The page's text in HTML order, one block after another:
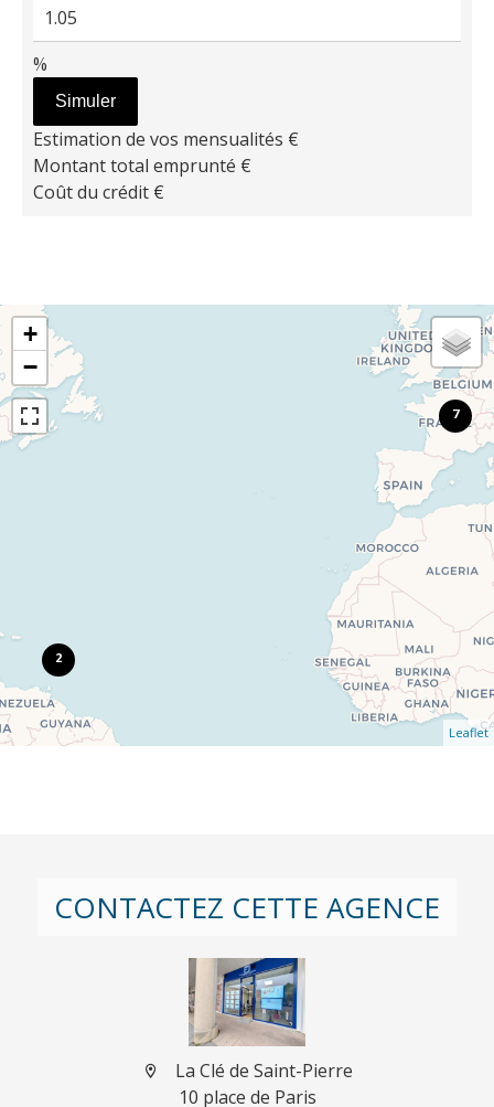
%
Simuler
Estimation de vos mensualités €
Montant total emprunté €
Coût du crédit €
2
7
+
−
Leaflet
CONTACTEZ CETTE AGENCE
La Clé de Saint-Pierre
10 place de Paris